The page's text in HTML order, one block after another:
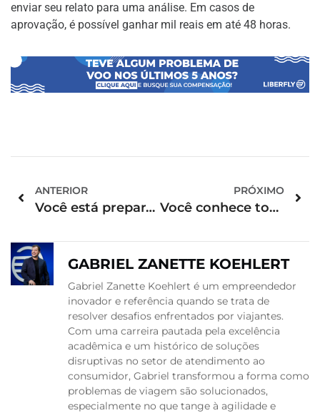
enviar seu relato para uma análise. Em casos de
aprovação, é possível ganhar mil reais em até 48 horas.
ANTERIOR
Você está preparado para a sua primeira viagem de avião?
PRÓXIMO
Você conhece todas as companhias aéreas que atuam no Brasil?
GABRIEL ZANETTE KOEHLERT
Gabriel Zanette Koehlert é um empreendedor
inovador e referência quando se trata de
resolver desafios enfrentados por viajantes.
Com uma carreira pautada pela excelência
acadêmica e um histórico de soluções
disruptivas no setor de atendimento ao
consumidor, Gabriel transformou a forma como
problemas de viagem são solucionados,
especialmente no que tange à agilidade e